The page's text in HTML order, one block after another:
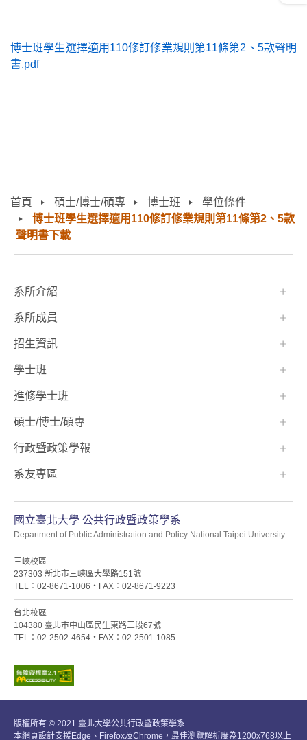
首頁 碩士/博士/碩專 博士班
學位條件
博士班學生選擇適用110修訂修業規則第11條第2、5款
聲明書下載
博士班學生選擇適用110修訂修業規則第11條第2、5款聲明
書.pdf
:::
國立臺北大學 公共行政暨政策學系
Department of Public Administration and Policy National Taipei University
三峽校區
237303 新北市三峽區大學路151號
TEL：02-8671-1006・FAX：02-8671-9223
台北校區
104380 臺北市中山區民生東路三段67號
TEL：02-2502-4654・FAX：02-2501-1085
系所介紹
系所成員
招生資訊
學士班⠀⠀
進修學士班
碩士/博士/碩專
行政暨政策學報
系友專區
版權所有 © 2021 臺北大學公共行政暨政策學系
本網頁設計支援Edge、Firefox及Chrome，最佳瀏覽解析度為1200x768以上